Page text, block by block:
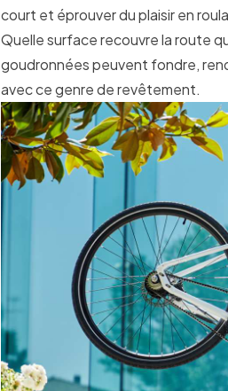
court et éprouver du plaisir en
Quelle surface recouvre la route
goudronnées peuvent fondre,
avec ce genre de revêtement.